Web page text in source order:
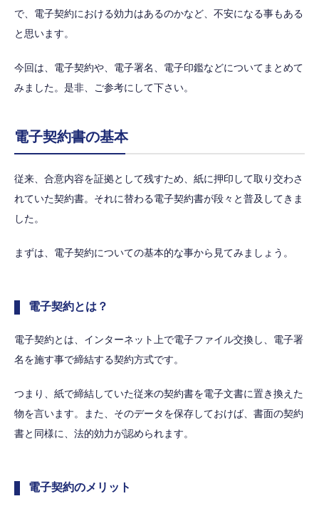
で、電子契約における効力はあるのかなど、不安になる事もある
と思います。
今回は、電子契約や、電子署名、電子印鑑などについてまとめて
みました。是非、ご参考にして下さい。
電子契約書の基本
従来、合意内容を証拠として残すため、紙に押印して取り交わさ
れていた契約書。それに替わる電子契約書が段々と普及してきま
した。
まずは、電子契約についての基本的な事から見てみましょう。
電子契約とは？
電子契約とは、インターネット上で電子ファイル交換し、電子署
名を施す事で締結する契約方式です。
つまり、紙で締結していた従来の契約書を電子文書に置き換えた
物を言います。また、そのデータを保存しておけば、書面の契約
書と同様に、法的効力が認められます。
電子契約のメリット